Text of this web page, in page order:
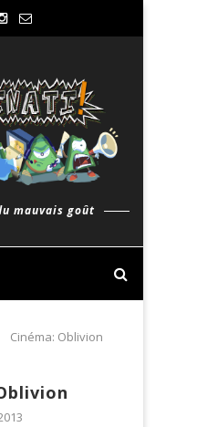
mauvais goût
Cinéma: Oblivion